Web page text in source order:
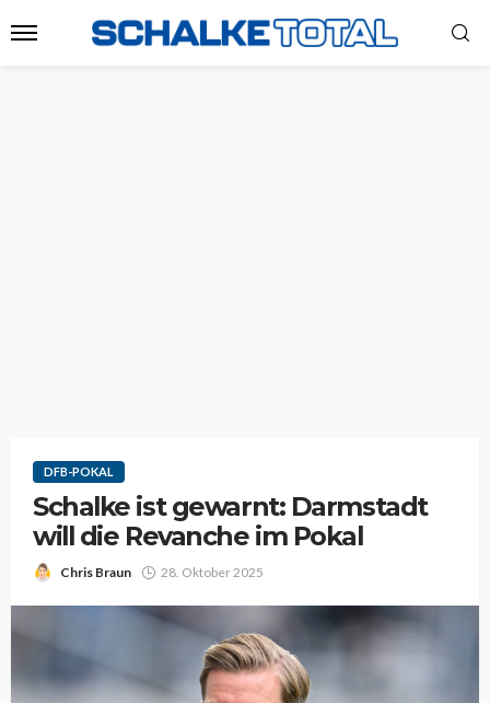
DFB-POKAL
Schalke ist gewarnt: Darmstadt
will die Revanche im Pokal
Chris Braun 28. Oktober 2025